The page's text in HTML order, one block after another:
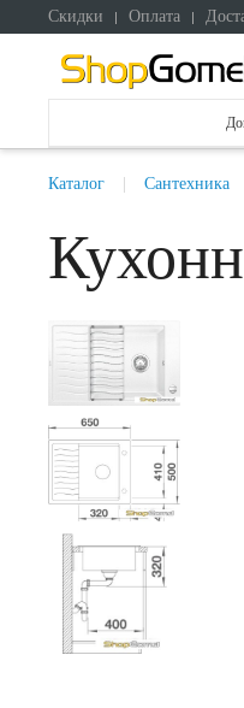
Скидки Оплата
Каталог Сантехника